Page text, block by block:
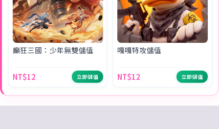
癲狂三國：少年無雙儲值
NT$12 立即儲值
嘎嘎特攻儲值
NT$12 立即儲值